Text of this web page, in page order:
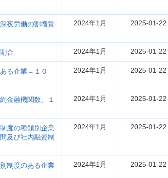
夜労働の割増賃
2024年1月 2025-01-22
合 2024年1月 2025-01-22
る企業＝１０
2024年1月 2025-01-22
金融機関数、１
2024年1月 2025-01-22
度の種類別企業
及び社内融資制
2024年1月 2025-01-22
制度のある企業
2024年1月 2025-01-22